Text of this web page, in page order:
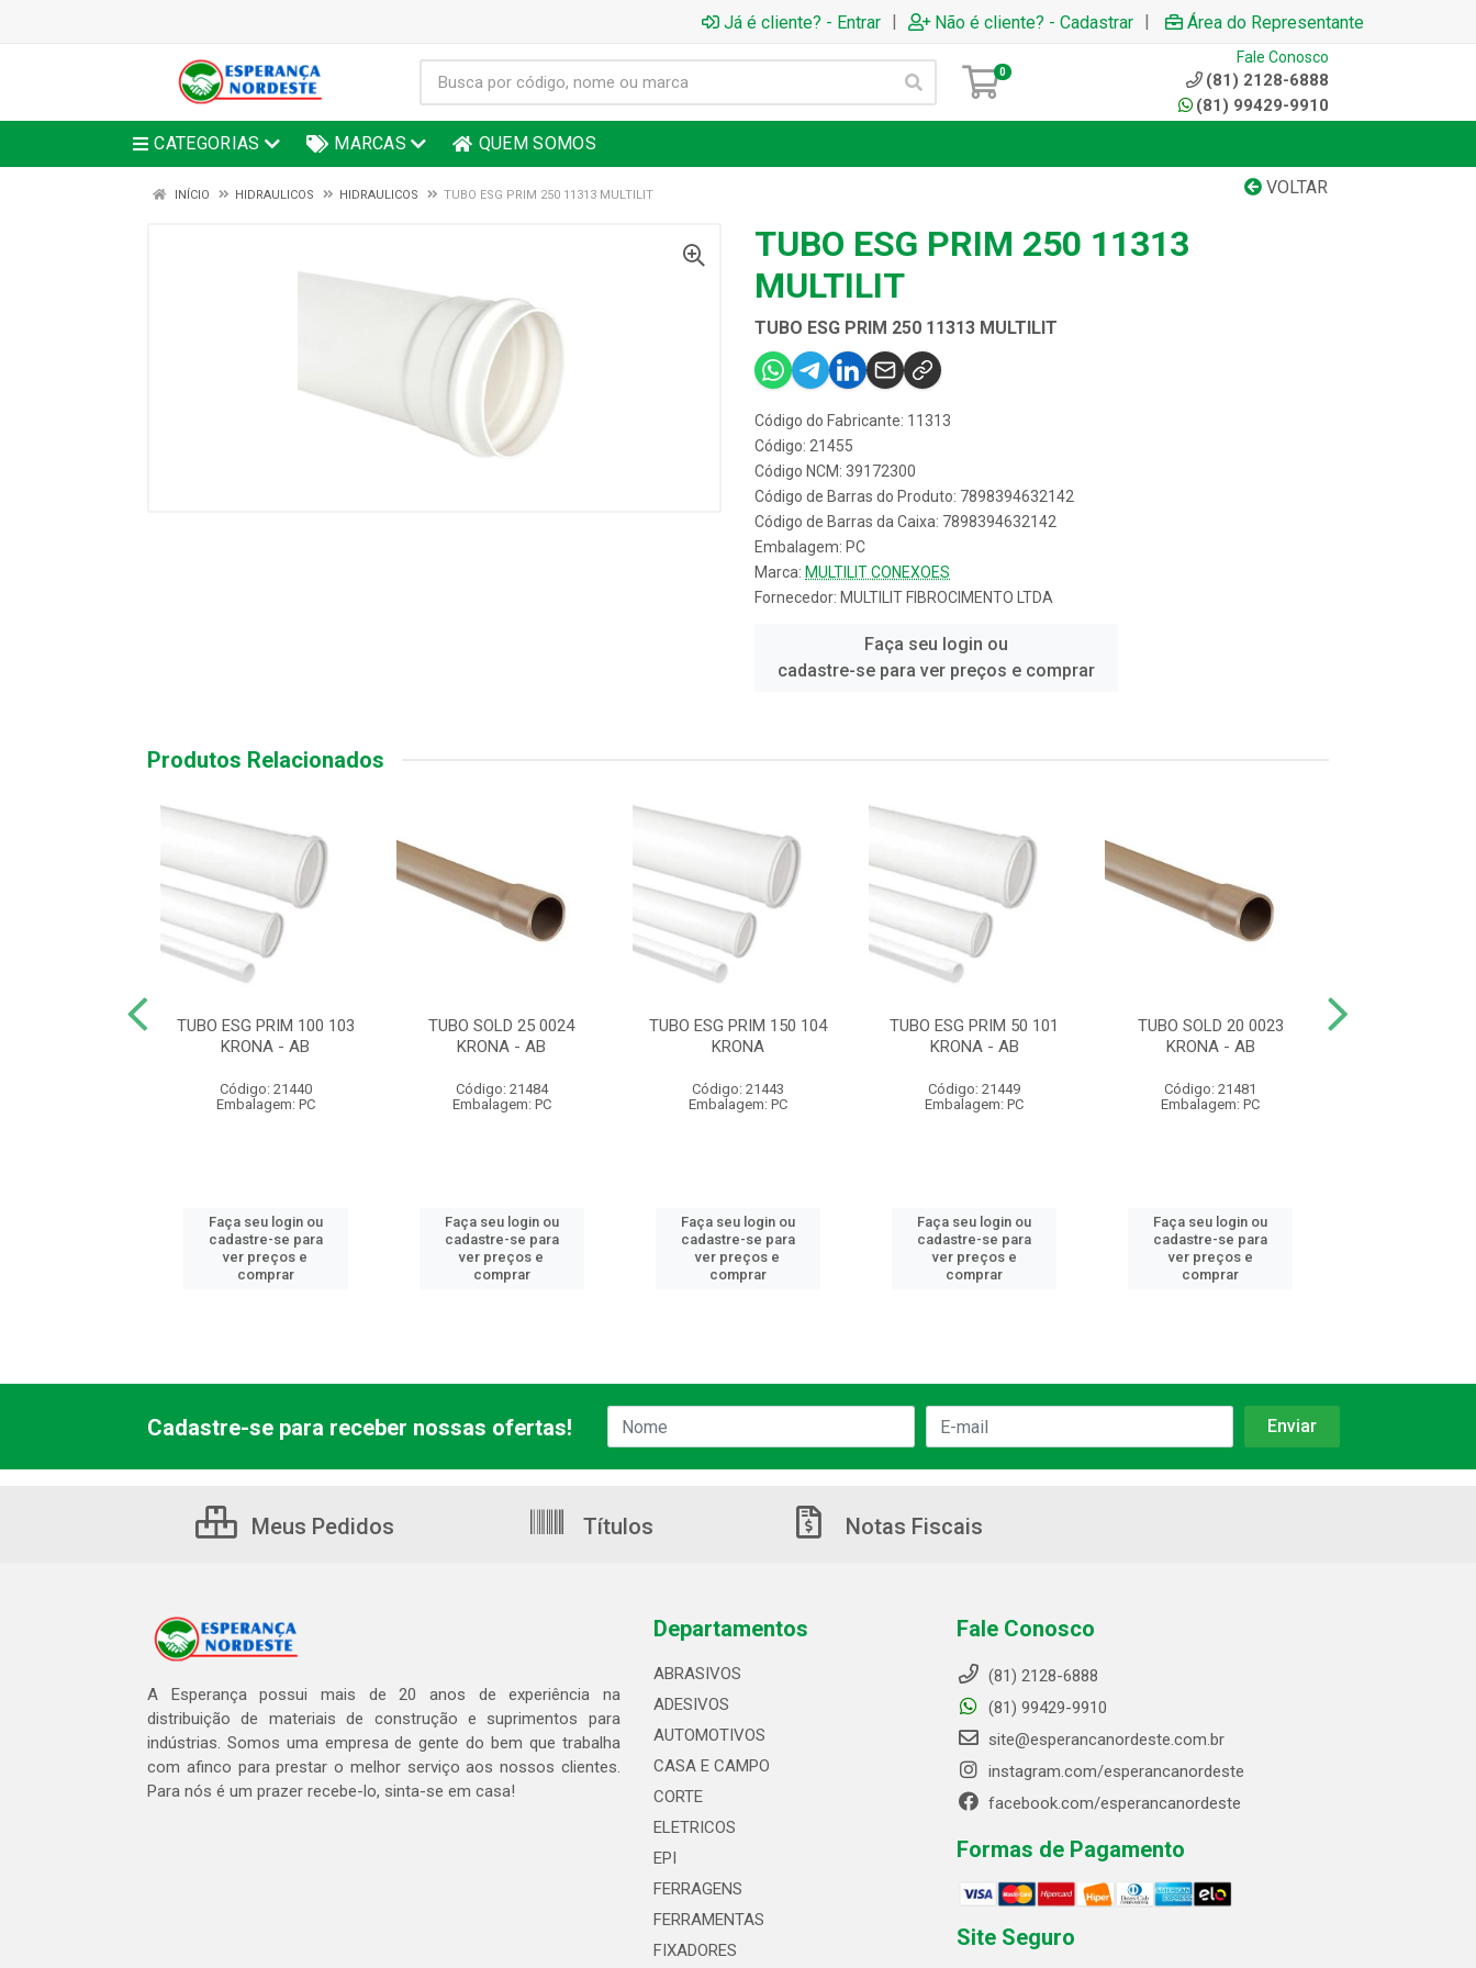
Já é cliente? - Entrar | Não é cliente? - Cadastrar | Área do Representante
0
Fale Conosco
(81) 2128-6888
(81) 99429-9910
CATEGORIAS MARCAS QUEM SOMOS
VOLTAR
INÍCIO HIDRAULICOS HIDRAULICOS TUBO ESG PRIM 250 11313 MULTILIT
TUBO ESG PRIM 250 11313
MULTILIT
TUBO ESG PRIM 250 11313 MULTILIT
Código do Fabricante: 11313
Código: 21455
Código NCM: 39172300
Código de Barras do Produto: 7898394632142
Código de Barras da Caixa: 7898394632142
Embalagem: PC
Marca: MULTILIT CONEXOES
Fornecedor: MULTILIT FIBROCIMENTO LTDA
Faça seu login ou
cadastre-se para ver preços e comprar
Produtos Relacionados
TUBO ESG PRIM 100 103
KRONA - AB
Código: 21440
Embalagem: PC
Faça seu login ou
cadastre-se para
ver preços e
comprar
TUBO SOLD 25 0024
KRONA - AB
Código: 21484
Embalagem: PC
Faça seu login ou
cadastre-se para
ver preços e
comprar
TUBO ESG PRIM 150 104
KRONA
Código: 21443
Embalagem: PC
Faça seu login ou
cadastre-se para
ver preços e
comprar
TUBO ESG PRIM 50 101
KRONA - AB
Código: 21449
Embalagem: PC
Faça seu login ou
cadastre-se para
ver preços e
comprar
TUBO SOLD 20 0023
KRONA - AB
Código: 21481
Embalagem: PC
Faça seu login ou
cadastre-se para
ver preços e
comprar
Cadastre-se para receber nossas ofertas!
Meus Pedidos Títulos Notas Fiscais
A Esperança possui mais de 20 anos de experiência na
distribuição de materiais de construção e suprimentos para
indústrias. Somos uma empresa de gente do bem que trabalha
com afinco para prestar o melhor serviço aos nossos clientes.
Para nós é um prazer recebe-lo, sinta-se em casa!
Departamentos
ABRASIVOS
ADESIVOS
AUTOMOTIVOS
CASA E CAMPO
CORTE
ELETRICOS
EPI
FERRAGENS
FERRAMENTAS
FIXADORES
Fale Conosco
(81) 2128-6888
(81) 99429-9910
site@esperancanordeste.com.br
instagram.com/esperancanordeste
facebook.com/esperancanordeste
Formas de Pagamento
Site Seguro